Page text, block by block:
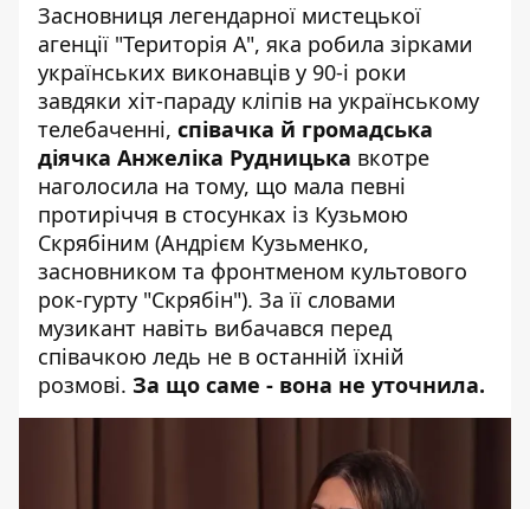
Засновниця легендарної мистецької
агенції "Територія А", яка робила зірками
українських виконавців у 90-і роки
завдяки хіт-параду кліпів на українському
телебаченні, співачка й громадська
діячка Анжеліка Рудницька вкотре
наголосила на тому, що мала певні
протиріччя в стосунках із Кузьмою
Скрябіним (Андрієм Кузьменко,
засновником та фронтменом культового
рок-гурту "Скрябін"). За її словами
музикант навіть вибачався перед
співачкою ледь не в останній їхній
розмові. За що саме - вона не уточнила.